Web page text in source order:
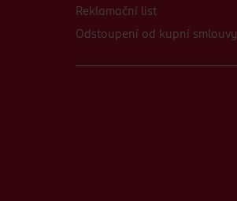
Reklamační list
Odstoupení od kupní smlouvy